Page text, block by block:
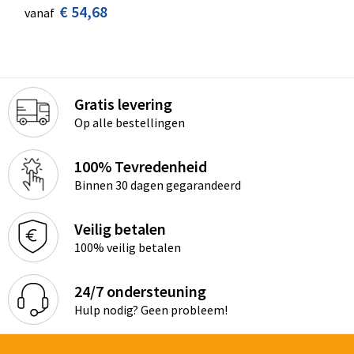
vanaf € 54,68
Gratis levering
Op alle bestellingen
100% Tevredenheid
Binnen 30 dagen gegarandeerd
Veilig betalen
100% veilig betalen
24/7 ondersteuning
Hulp nodig? Geen probleem!